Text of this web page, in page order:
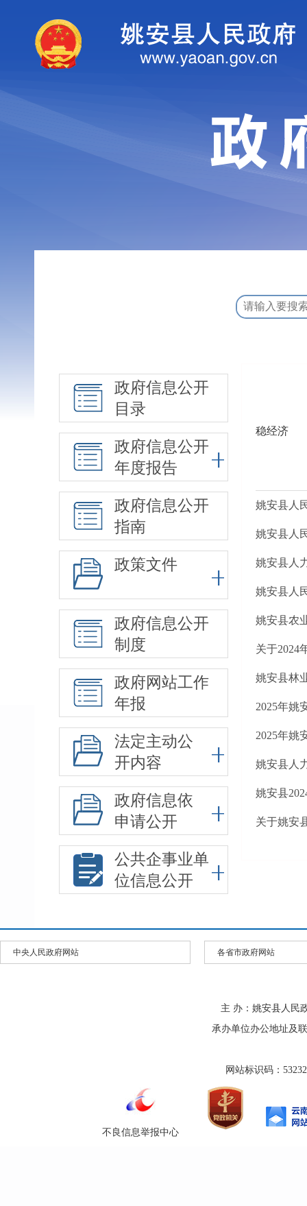
政府信息公开
目录
政府信息公开
年度报告
政府信息公开
指南
政策文件
政府信息公开
制度
政府网站工作
年报
法定主动公
开内容
政府信息依
申请公开
公共企事业单
位信息公开
稳经济
姚安县人
姚安县人
姚安县人
姚安县人民
姚安县农
关于2024
姚安县林
2025年姚
2025年姚
姚安县人
姚安县
关于姚安
中央人民政府网站 各省市政府网站
主 办：姚安县人民
承办单位办公地址及
网站标识码：
不良信息举报中心